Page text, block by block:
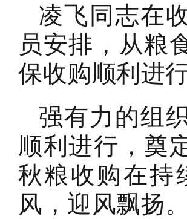
凌飞同志在
员安排，从粮
保收购顺利进行
强有力的组
顺利进行，奠
秋粮收购在持
风，迎风飘扬。